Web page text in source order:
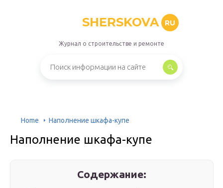
SHERSKOVA RU
Журнал о строительстве и ремонте
Home Наполнение шкафа-купе
Наполнение шкафа-купе
Содержание: